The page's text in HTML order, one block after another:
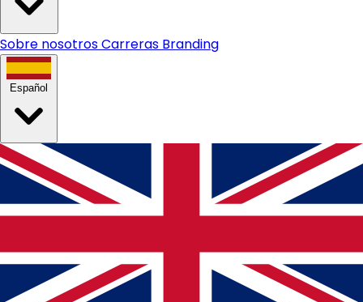
Sobre nosotrosCarreras Branding
Español